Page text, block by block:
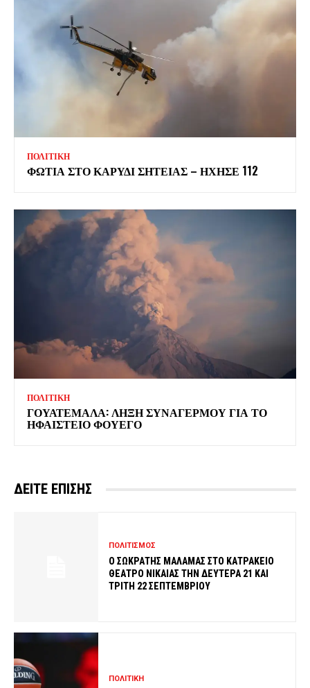
ΠΟΛΙΤΙΚΗ
ΦΩΤΙΑ ΣΤΟ ΚΑΡΥΔΙ ΣΗΤΕΙΑΣ – ΗΧΗΣΕ 112
ΠΟΛΙΤΙΚΗ
ΓΟΥΑΤΕΜΑΛΑ: ΛΗΞΗ ΣΥΝΑΓΕΡΜΟΥ ΓΙΑ ΤΟ
ΗΦΑΙΣΤΕΙΟ ΦΟΥΕΓΟ
ΔΕΙΤΕ ΕΠΙΣΗΣ
ΠΟΛΙΤΙΣΜΟΣ
Ο ΣΩΚΡΑΤΗΣ ΜΑΛΑΜΑΣ ΣΤΟ ΚΑΤΡΑΚΕΙΟ
ΘΕΑΤΡΟ ΝΙΚΑΙΑΣ ΤΗΝ ΔΕΥΤΕΡΑ 21 ΚΑΙ
ΤΡΙΤΗ 22 ΣΕΠΤΕΜΒΡΙΟΥ
ΠΟΛΙΤΙΚΗ